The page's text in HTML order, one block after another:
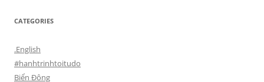
CATEGORIES
.English
#hanhtrinhtoitudo
Biển Đông